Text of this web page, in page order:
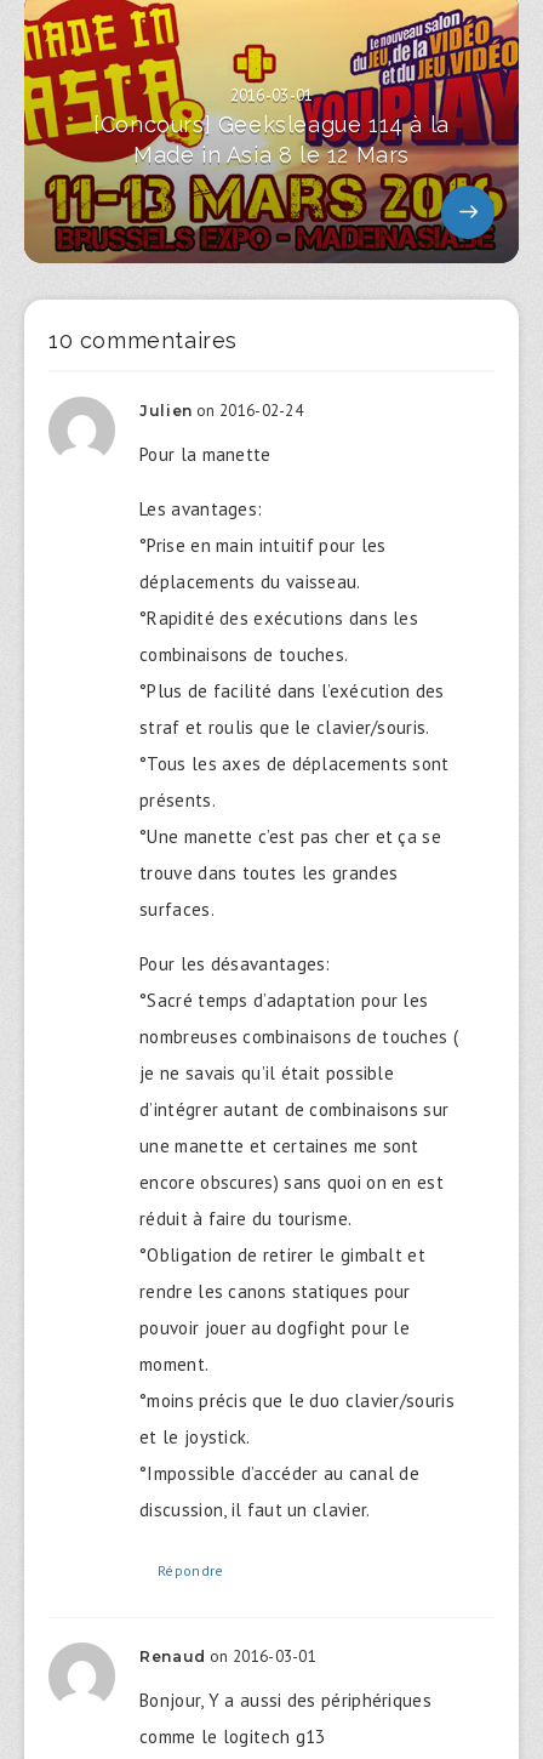
2016-03-01
[Concours] Geeksleague 114 à la
Made in Asia 8 le 12 Mars
10 commentaires
Julien on 2016-02-24
Pour la manette
Les avantages:
°Prise en main intuitif pour les
déplacements du vaisseau.
°Rapidité des exécutions dans les
combinaisons de touches.
°Plus de facilité dans l’exécution des
straf et roulis que le clavier/souris.
°Tous les axes de déplacements sont
présents.
°Une manette c’est pas cher et ça se
trouve dans toutes les grandes
surfaces.
Pour les désavantages:
°Sacré temps d’adaptation pour les
nombreuses combinaisons de touches (
je ne savais qu’il était possible
d’intégrer autant de combinaisons sur
une manette et certaines me sont
encore obscures) sans quoi on en est
réduit à faire du tourisme.
°Obligation de retirer le gimbalt et
rendre les canons statiques pour
pouvoir jouer au dogfight pour le
moment.
°moins précis que le duo clavier/souris
et le joystick.
°Impossible d’accéder au canal de
discussion, il faut un clavier.
Répondre
Renaud on 2016-03-01
Bonjour, Y a aussi des périphériques
comme le logitech g13